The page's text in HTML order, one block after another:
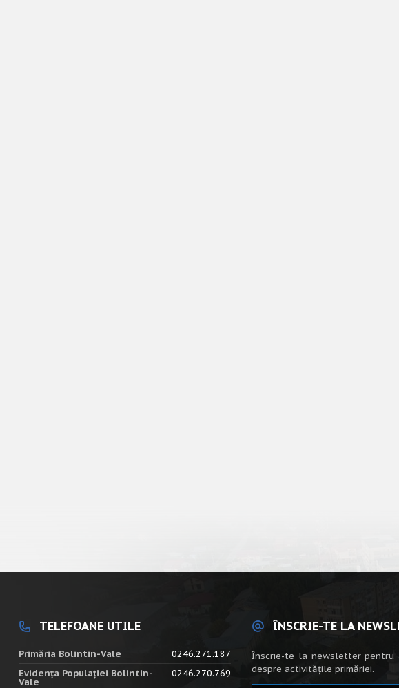
TELEFOANE UTILE
Primăria Bolintin-Vale
0246.271.187
Evidența Populației Bolintin-
Vale
0246.270.769
ÎNSCRIE-TE LA
Înscrie-te la newsletter pentru
despre activitățile primăriei.